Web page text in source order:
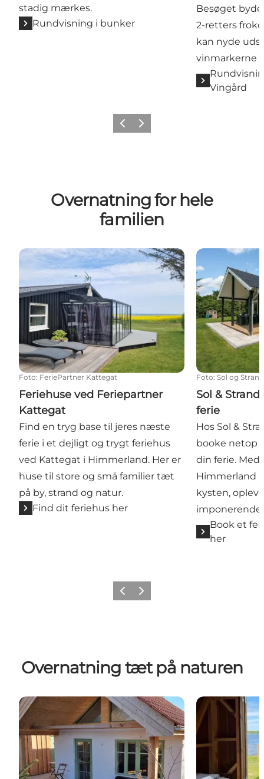
stadig mærkes.
Rundvisning i bunker
Besøget
2-retters
kan nyde
vinmarkerne
Vingård
Forrige billede
Næste billede
Overnatning for hele
familien
Feriehuse ved Feriepartner Kattegat
Foto: FeriePartner Kattegat
Feriehuse ved Feriepartner
Kattegat
Find en tryg base til jeres næste
ferie i et dejligt og trygt feriehus
ved Kattegat i Himmerland. Her er
huse til store og små familier tæt
på by, strand og natur.
Find dit feriehus her
Sol & Strand
Foto: Sol og Strand
Sol &
ferie
Hos Sol &
booke netop
din ferie. Med
Himmerland
kysten,
imponerende
Book et
her
Forrige billede
Næste billede
Overnatning tæt på naturen
Naturnær overnatning ved Koppes MølleLuksus